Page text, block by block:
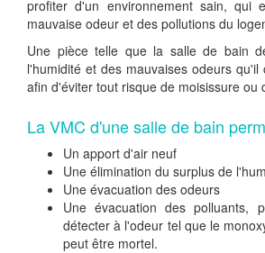
profiter d'un environnement sain, qui
mauvaise odeur et des pollutions du
Une pièce telle que la salle de bain
l'humidité et des mauvaises odeurs qu'il
afin d'éviter tout risque de moisissure ou
La VMC d'une salle de bain
Un apport d'air neuf
Une élimination du surplus de
Une évacuation des odeurs
Une évacuation des polluants,
détecter à l'odeur tel que le
peut être mortel.